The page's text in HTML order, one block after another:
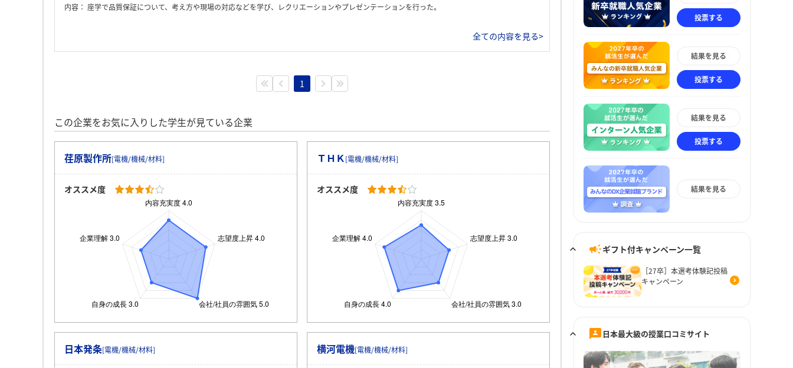
内容： 座学で品質保証について、考え方や現場の対応などを学び、レクリエーションやプレゼンテーションを行った。
全ての内容を見る>
1
この企業をお気に入りした学生が見ている企業
荏原製作所[電機/機械/材料]
オススメ度
ＴＨＫ[電機/機械/材料]
オススメ度
日本発条[電機/機械/材料] 横河電機[電機/機械/材料]
投票する
結果を見る
投票する
結果を見る
投票する
結果を見る
ギフト付キャンペーン一覧
［27卒］本選考体験記投稿
キャンペーン
日本最大級の授業口コミサイト